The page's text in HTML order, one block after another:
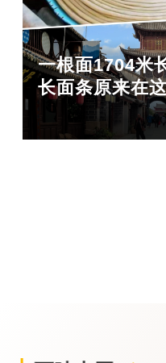
一根面1704米
长面条原来在